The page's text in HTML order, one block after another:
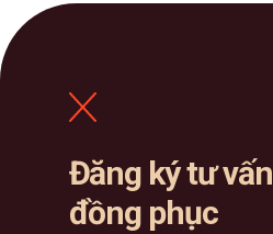
Đăng ký tư vấn
đồng phục